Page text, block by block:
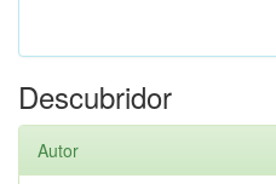
Descubridor
Autor